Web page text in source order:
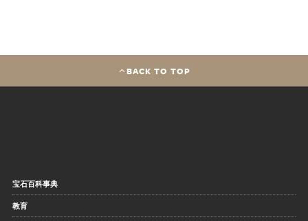
BACK TO TOP
宝石百科事典
教育